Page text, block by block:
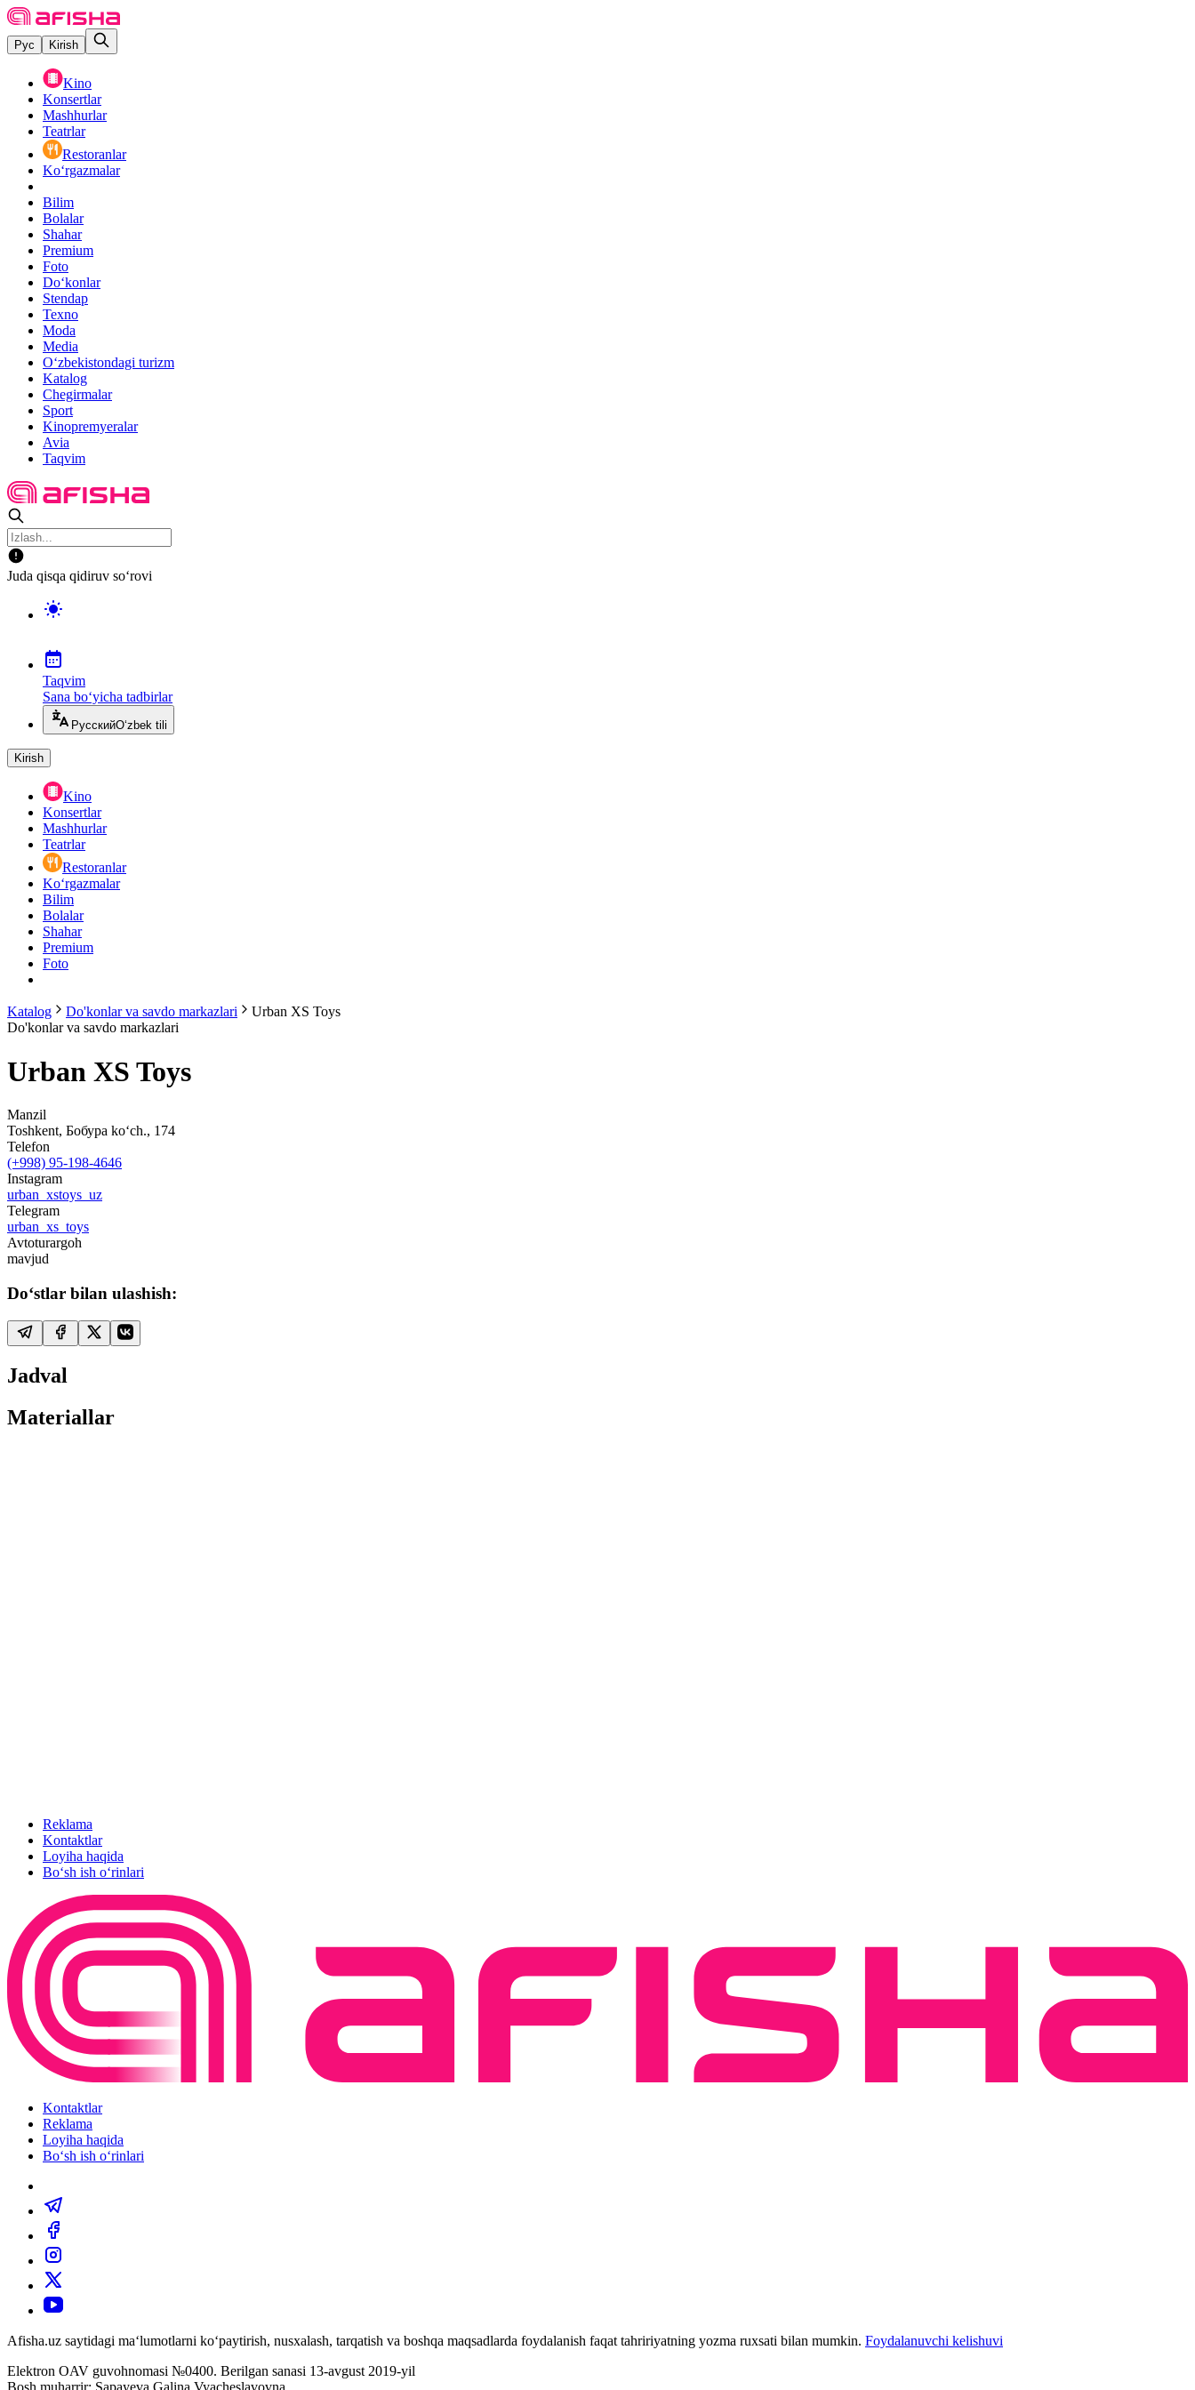
Рус Kirish
Kino
Konsertlar
Mashhurlar
Teatrlar
Restoranlar
Ko‘rgazmalar
Bilim
Bolalar
Shahar
Premium
Foto
Do‘konlar
Stendap
Texno
Moda
Media
O‘zbekistondagi turizm
Katalog
Chegirmalar
Sport
Kinopremyeralar
Avia
Taqvim
Juda qisqa qidiruv so‘rovi
Taqvim
Sana bo‘yicha tadbirlar
РусскийO‘zbek tili
Kirish
Kino
Konsertlar
Mashhurlar
Teatrlar
Restoranlar
Ko‘rgazmalar
Bilim
Bolalar
Shahar
Premium
Foto
Katalog Do'konlar va savdo markazlari
Urban XS Toys
Do'konlar va savdo markazlari
Urban XS Toys
Manzil
Toshkent, Бобура ko‘ch., 174
Telefon
(+998) 95-198-4646
Instagram
urban_xstoys_uz
Telegram
urban_xs_toys
Avtoturargoh
mavjud
Do‘stlar bilan ulashish:
Jadval
Materiallar
Reklama
Kontaktlar
Loyiha haqida
Bo‘sh ish o‘rinlari
Kontaktlar
Reklama
Loyiha haqida
Bo‘sh ish o‘rinlari
Afisha.uz saytidagi ma‘lumotlarni ko‘paytirish, nusxalash, tarqatish va boshqa maqsadlarda foydalanish faqat tahririyatning yozma ruxsati bilan mumkin. Foydalanuvchi kelishuvi
Elektron OAV guvohnomasi №0400. Berilgan sanasi 13-avgust 2019-yil
Bosh muharrir: Sapayeva Galina Vyacheslavovna